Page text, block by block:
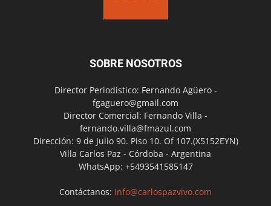
SOBRE NOSOTROS
Director Periodístico: Fernando Agüero -
fgaguero@gmail.com
Director Comercial: Fernando Villa -
fernando.villa@fmazul.com
Dirección: 9 de Julio 90. Piso 10. Of 107.(X5152EYN)
Villa Carlos Paz - Córdoba - Argentina
WhatsApp: +5493541585147
Contáctanos: info@carlospazvivo.com